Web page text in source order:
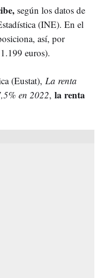
según los datos de
(INE). En el
así, por
euros).
(Eustat), La renta
en 2022, la renta